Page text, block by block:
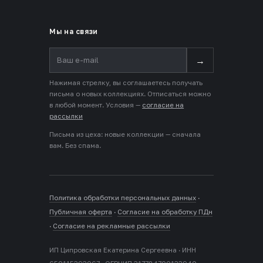
Мы на связи
→
Нажимая стрелку, вы соглашаетесь получать
письма о новых коллекциях. Отписаться можно
в любой момент. Условия — согласие на
рассылки
Письма из цеха: новые коллекции — сначала
вам. Без спама.
Политика обработки персональных данных ·
Публичная оферта · Согласие на обработку ПДн
· Согласие на рекламные рассылки
ИП Ципровская Екатерина Сергеевна · ИНН